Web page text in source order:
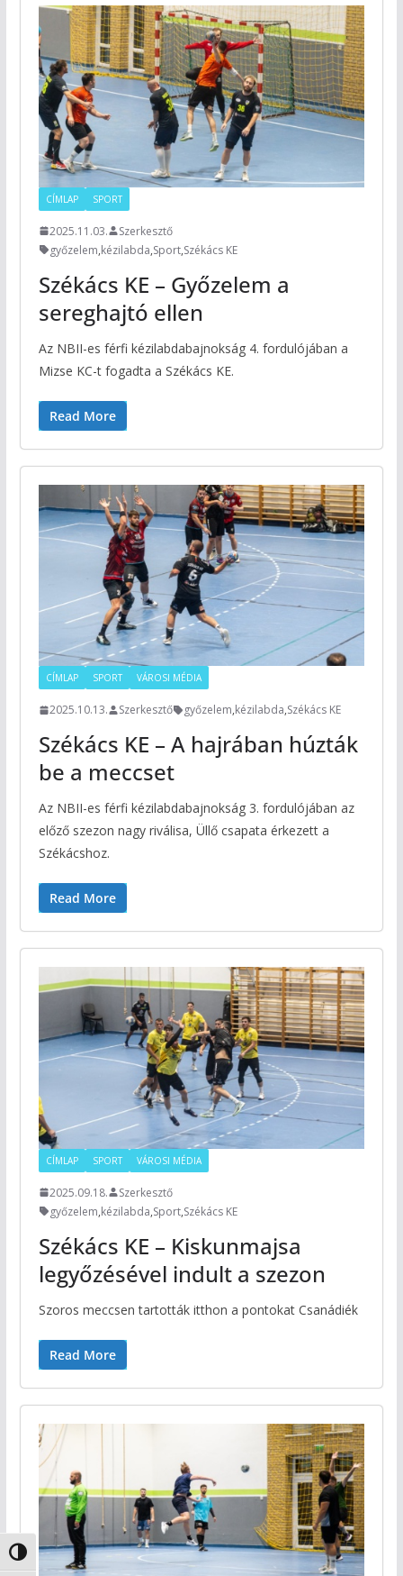
Nagy kontraszt váltása
CÍMLAP SPORT
2025.11.03.
Szerkesztő
győzelem,kézilabda,Sport,Székács KE
Székács KE – Győzelem a
sereghajtó ellen
Az NBII-es férfi kézilabdabajnokság 4. fordulójában a
Mizse KC-t fogadta a Székács KE.
Read More
CÍMLAP SPORT VÁROSI MÉDIA
2025.10.13. Szerkesztő győzelem,kézilabda,Székács KE
Székács KE – A hajrában húzták
be a meccset
Az NBII-es férfi kézilabdabajnokság 3. fordulójában az
előző szezon nagy riválisa, Üllő csapata érkezett a
Székácshoz.
Read More
CÍMLAP SPORT VÁROSI MÉDIA
2025.09.18.
Szerkesztő
győzelem,kézilabda,Sport,Székács KE
Székács KE – Kiskunmajsa
legyőzésével indult a szezon
Szoros meccsen tartották itthon a pontokat Csanádiék
Read More